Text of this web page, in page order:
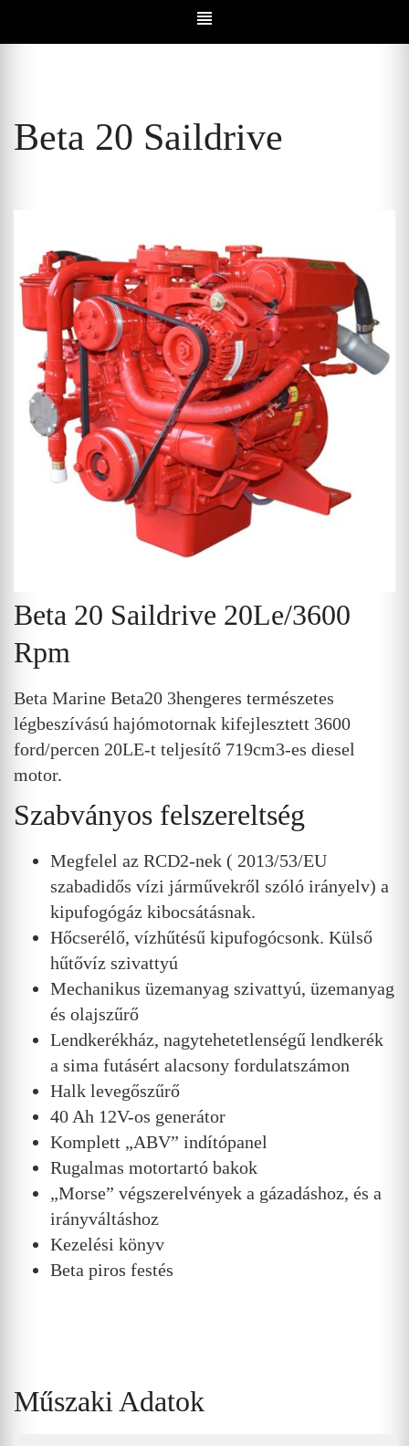
Beta 20 Saildrive
Beta 20 Saildrive 20Le/3600
Rpm
Beta Marine Beta20 3hengeres természetes
légbeszívású hajómotornak kifejlesztett 3600
ford/percen 20LE-t teljesítő 719cm3-es diesel
motor.
Szabványos felszereltség
Megfelel az RCD2-nek ( 2013/53/EU
szabadidős vízi járművekről szóló irányelv) a
kipufogógáz kibocsátásnak.
Hőcserélő, vízhűtésű kipufogócsonk. Külső
hűtővíz szivattyú
Mechanikus üzemanyag szivattyú, üzemanyag
és olajszűrő
Lendkerékház, nagytehetetlenségű lendkerék
a sima futásért alacsony fordulatszámon
Halk levegőszűrő
40 Ah 12V-os generátor
Komplett „ABV” indítópanel
Rugalmas motortartó bakok
„Morse” végszerelvények a gázadáshoz, és a
irányváltáshoz
Kezelési könyv
Beta piros festés
Műszaki Adatok